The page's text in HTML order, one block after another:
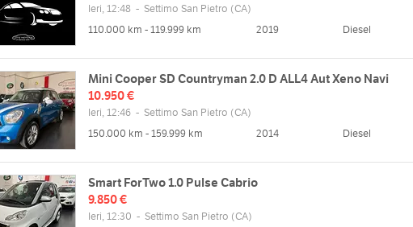
Ieri, 12:48 - Settimo San Pietro (CA)
110.000 km - 119.999 km
2019 Diesel
Mini Cooper SD Countryman 2.0 D ALL4 Aut Xeno Navi
10.950 €
Ieri, 12:46 - Settimo San Pietro (CA)
150.000 km - 159.999 km
2014 Diesel
Smart ForTwo 1.0 Pulse Cabrio
9.850 €
Ieri, 12:30 - Settimo San Pietro (CA)